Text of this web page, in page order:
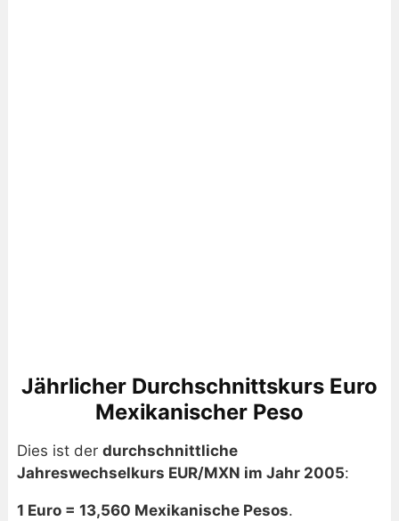
Jährlicher Durchschnittskurs Euro
Mexikanischer Peso
Dies ist der durchschnittliche
Jahreswechselkurs EUR/MXN im Jahr 2005:
1 Euro = 13,560 Mexikanische Pesos.